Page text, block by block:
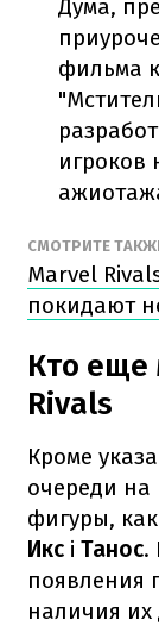
Дума,
фильма
игроков
СМОТРИТЕ
Marvel
покидают
Кто еще
Rivals
Кроме
очереди на
фигуры, как
Икс і Танос.
появления
наличия